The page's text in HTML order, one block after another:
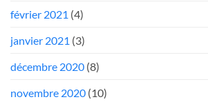
février 2021 (4)
janvier 2021 (3)
décembre 2020 (8)
novembre 2020 (10)